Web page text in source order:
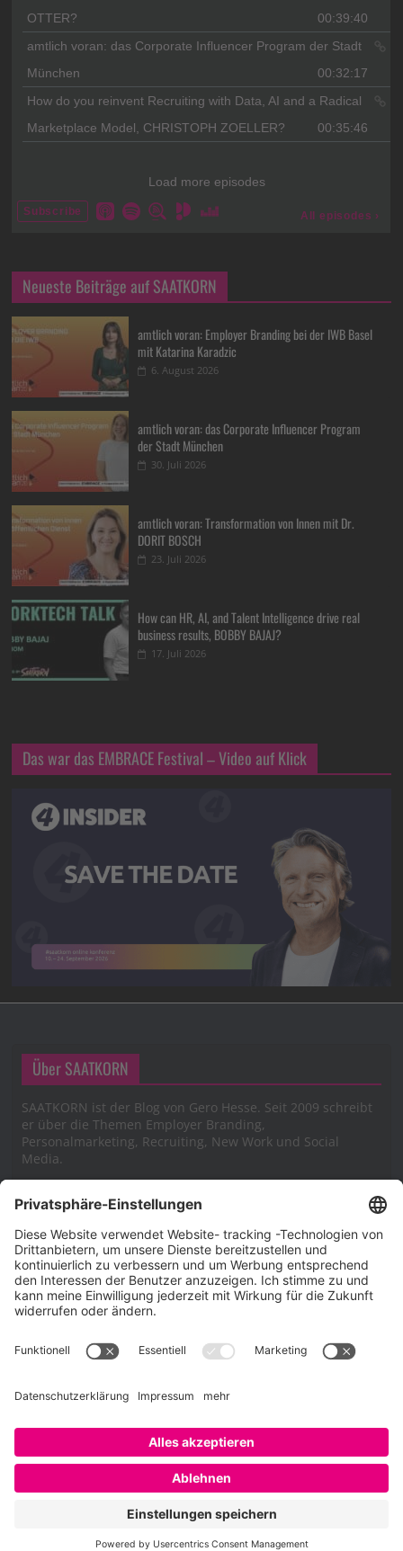
Neueste Beiträge auf SAATKORN
amtlich voran: Employer Branding bei der IWB Basel
mit Katarina Karadzic
6. August 2026
amtlich voran: das Corporate Influencer Program
der Stadt München
30. Juli 2026
amtlich voran: Transformation von Innen mit Dr.
DORIT BOSCH
23. Juli 2026
How can HR, AI, and Talent Intelligence drive real
business results, BOBBY BAJAJ?
17. Juli 2026
Das war das EMBRACE Festival – Video auf Klick
Über SAATKORN
SAATKORN ist der Blog von Gero Hesse. Seit 2009 schreibt
er über die Themen Employer Branding,
Personalmarketing, Recruiting, New Work und Social
Media.
Impressum
Impressum
Cookie-Richtlinie (EU)
Copyright © 2026SAATKORN